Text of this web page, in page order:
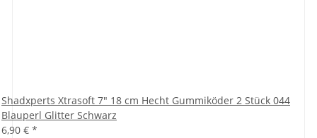
Shadxperts Xtrasoft 7" 18 cm Hecht Gummiköder 2 Stück 044
Blauperl Glitter Schwarz
6,90 € *